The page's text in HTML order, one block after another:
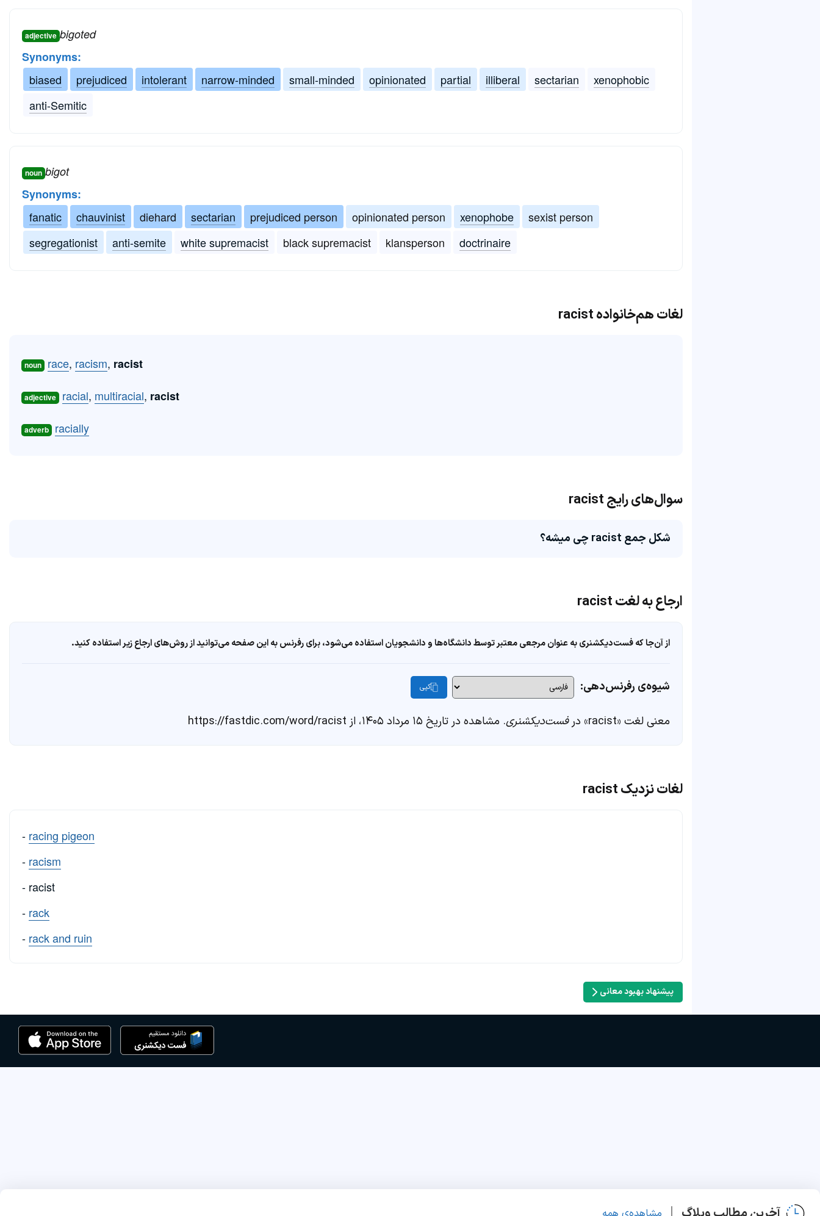
adjective bigoted
Synonyms:
biased
prejudiced intolerant narrow-minded small-minded opinionated partial illiberal sectarian
xenophobic
anti-Semitic
noun bigot
Synonyms:
fanatic
chauvinist diehard sectarian prejudiced person opinionated person xenophobe
sexist person
segregationist
anti-semite white supremacist black supremacist klansperson doctrinaire
لغات هم‌خانواده racist
noun race, racism, racist
adjective racial, multiracial, racist
adverb racially
سوال‌های رایج racist
شکل جمع racist چی میشه؟
ارجاع به لغت racist
از آن‌جا که فست‌دیکشنری به عنوان مرجعی معتبر توسط دانشگاه‌ها و دانشجویان استفاده می‌شود، برای رفرنس به این صفحه می‌توانید از روش‌های ارجاع زیر استفاده کنید.
شیوه‌ی رفرنس‌دهی: کپی
معنی لغت «racist» در فست‌دیکشنری. مشاهده در تاریخ ۱۵ مرداد ۱۴۰۵، از https://fastdic.com/word/racist
لغات نزدیک racist
- racing pigeon
- racism
- racist
- rack
- rack and ruin
پیشنهاد بهبود معانی